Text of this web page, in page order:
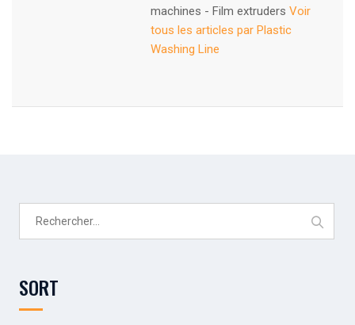
machines - Film extruders Voir
tous les articles par Plastic
Washing Line
SORT